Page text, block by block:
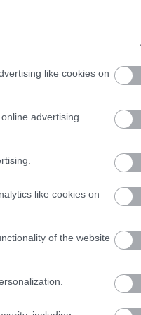
like cookies on
advertising
like cookies on
of the website
vagy hízással is együtt
problémához. Sokan nem
valami nincs rendben a
is állhat depresszió vagy
jóval összetettebb. A
a NIMH pedig a testi
valaki nem is elsősorban